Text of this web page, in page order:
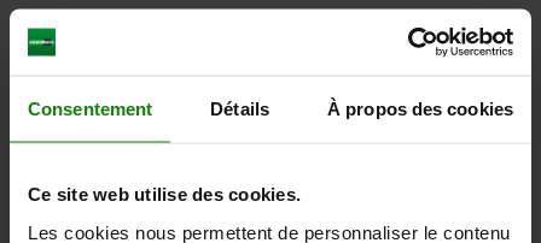
Consentement Détails À propos des cookies
Ce site web utilise des cookies.
Les cookies nous permettent de personnaliser le contenu
DOWNLOADS